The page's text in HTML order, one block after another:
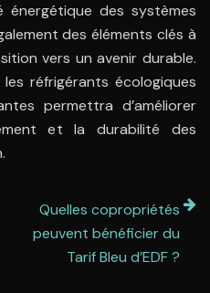
énergétique des systèmes
des éléments clés à
vers un avenir durable.
réfrigérants écologiques
permettra d’améliorer
et la durabilité des
Quelles copropriétés
peuvent bénéficier du
Tarif Bleu d’EDF ?